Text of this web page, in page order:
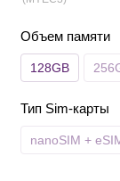
Объем памяти
128GB
Тип Sim-карты
nanoSIM +